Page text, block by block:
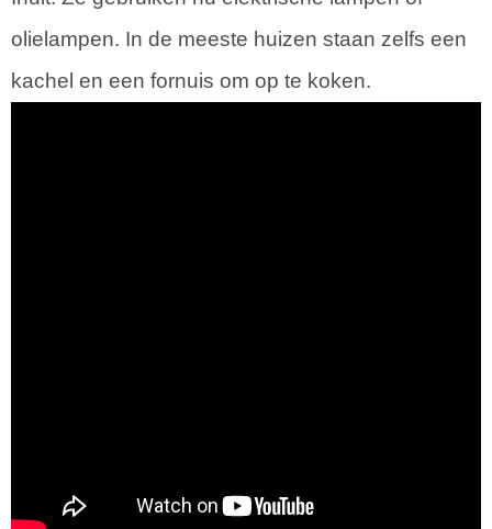
olielampen. In de meeste huizen staan zelfs een
kachel en een fornuis om op te koken.